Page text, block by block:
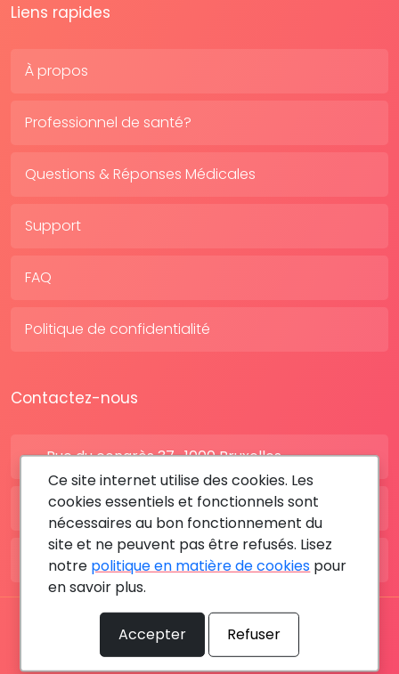
Liens rapides
À propos
Professionnel de santé?
Questions & Réponses Médicales
Support
FAQ
Politique de confidentialité
Contactez-nous
Rue du congrès 37 , 1000 Bruxelles
BE: +32 28080227
FR: +33 183642895
Tous les droits sont réservés © 2026 RDV MÉDICAL By
MediaSatCom
Ce site internet utilise des cookies. Les
cookies essentiels et fonctionnels sont
nécessaires au bon fonctionnement du
site et ne peuvent pas être refusés. Lisez
notre politique en matière de cookies pour
en savoir plus.
Accepter Refuser